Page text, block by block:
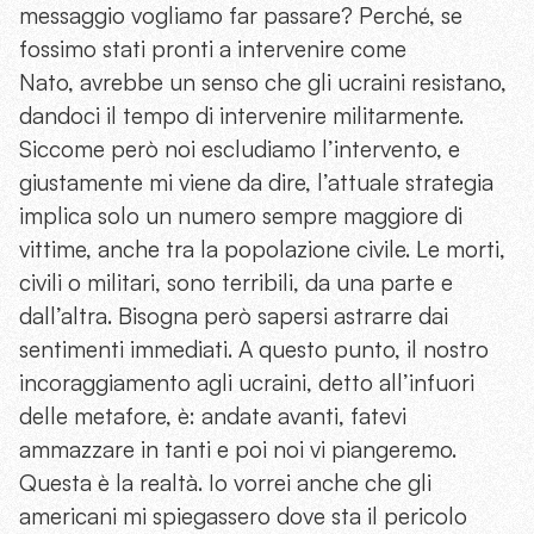
messaggio vogliamo far passare? Perché, se
fossimo stati pronti a intervenire come
Nato, avrebbe un senso che gli ucraini resistano,
dandoci il tempo di intervenire militarmente.
Siccome però noi escludiamo l’intervento, e
giustamente mi viene da dire, l’attuale strategia
implica solo un numero sempre maggiore di
vittime, anche tra la popolazione civile. Le morti,
civili o militari, sono terribili, da una parte e
dall’altra. Bisogna però sapersi astrarre dai
sentimenti immediati. A questo punto, il nostro
incoraggiamento agli ucraini, detto all’infuori
delle metafore, è: andate avanti, fatevi
ammazzare in tanti e poi noi vi piangeremo.
Questa è la realtà. Io vorrei anche che gli
americani mi spiegassero dove sta il pericolo